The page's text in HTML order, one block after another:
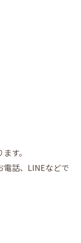
す。
電話、LINEなどで